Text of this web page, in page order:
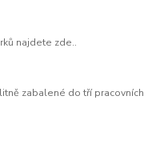
najdete zde..
zabalené do tří pracovních